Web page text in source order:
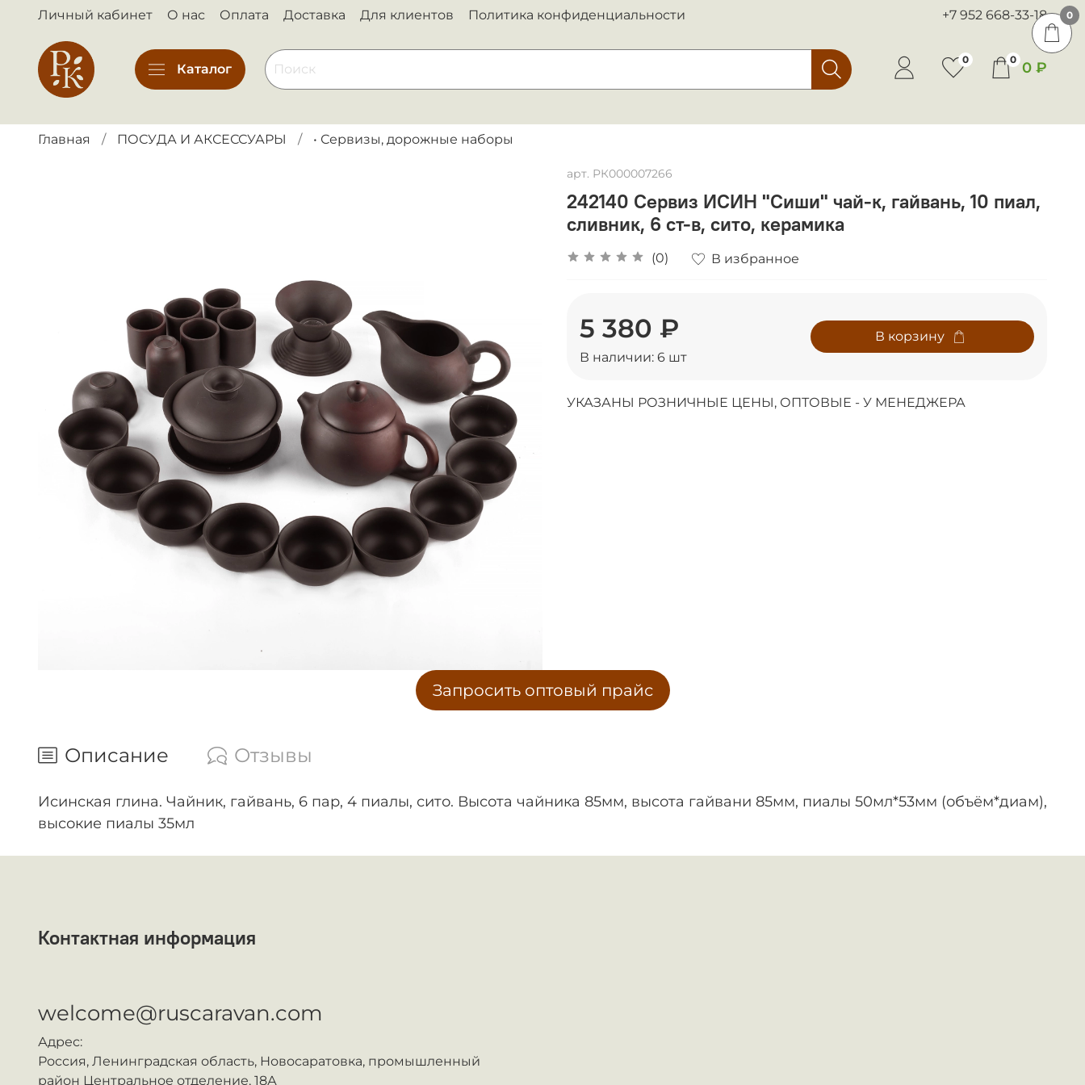
Личный кабинет О нас Оплата Доставка Для клиентов Политика конфиденциальности +7 952 668-33-18
Каталог
0 0 0 ₽
Главная ПОСУДА И АКСЕССУАРЫ • Сервизы, дорожные наборы
арт. РК000007266
242140 Сервиз ИСИН "Сиши" чай-к, гайвань, 10 пиал,
сливник, 6 ст-в, сито, керамика
(0) В избранное
5 380 ₽
В наличии: 6 шт
В корзину
УКАЗАНЫ РОЗНИЧНЫЕ ЦЕНЫ, ОПТОВЫЕ - У МЕНЕДЖЕРА
Запросить оптовый прайс
Описание Отзывы
Исинская глина. Чайник, гайвань, 6 пар, 4 пиалы, сито. Высота чайника 85мм, высота гайвани 85мм, пиалы 50мл*53мм (объём*диам),
высокие пиалы 35мл
Контактная информация
welcome@ruscaravan.com
Адрес:
Россия, Ленинградская область, Новосаратовка, промышленный
район Центральное отделение, 18А
0